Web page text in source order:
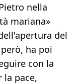
nella
mariana»
del
ha poi
con la
la pace,